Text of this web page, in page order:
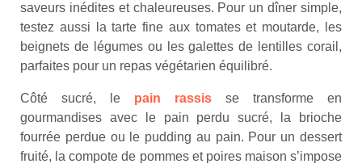
saveurs inédites et chaleureuses. Pour un dîner simple,
testez aussi la tarte fine aux tomates et moutarde, les
beignets de légumes ou les galettes de lentilles corail,
parfaites pour un repas végétarien équilibré.
Côté sucré, le pain rassis se transforme en
gourmandises avec le pain perdu sucré, la brioche
fourrée perdue ou le pudding au pain. Pour un dessert
fruité, la compote de pommes et poires maison s’impose